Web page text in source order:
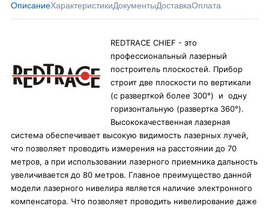
ОписаниеХарактеристикиДокументыДоставкаОплата
REDTRACE CHIEF - это
профессиональный лазерный
построитель плоскостей. Прибор
строит две плоскости по вертикали
(с разверткой более 300°) и одну
горизонтальную (развертка 360°).
Высококачественная лазерная
система обеспечивает высокую видимость лазерных лучей,
что позволяет проводить измерения на расстоянии до 70
метров, а при использовании лазерного приемника дальность
увеличивается до 80 метров. Главное преимущество данной
модели лазерного нивелира является наличие электронного
компенсатора. Что позволяет проводить нивелирование даже